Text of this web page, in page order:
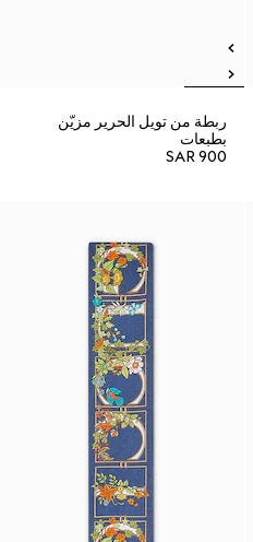
ربطة من تويل الحرير مزيّن
بطبعات
SAR 900